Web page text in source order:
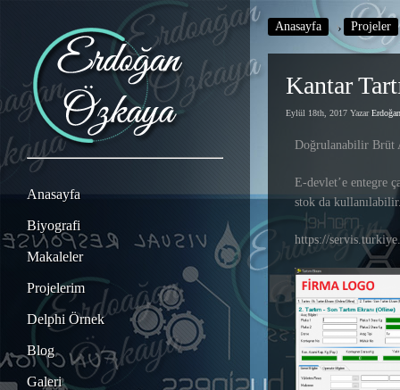
Anasayfa
Biyografi
Makaleler
Projelerim
Delphi Örnek
Blog
Galeri
Anasayfa › Projeler
Kantar
Eylül 18th, 2017 Yazar
Doğrulanabilir Brüt
E-devlet’e entegre
stok da
https://